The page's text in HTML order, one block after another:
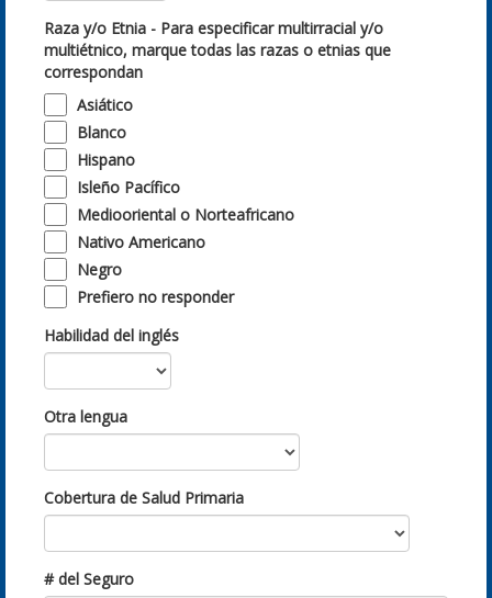
Raza y/o Etnia - Para especificar multirracial y/o
multiétnico, marque todas las razas o etnias que
correspondan
Asiático
Blanco
Hispano
Isleño Pacífico
Mediooriental o Norteafricano
Nativo Americano
Negro
Prefiero no responder
Habilidad del inglés
Otra lengua
Cobertura de Salud Primaria
# del Seguro